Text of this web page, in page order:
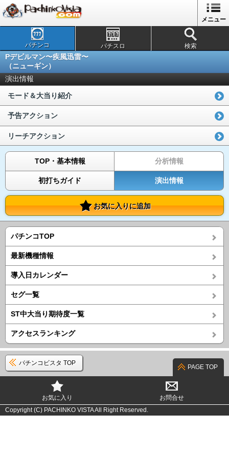
メニュー
パチンコ パチスロ 検索
Pデビルマン〜疾風迅雷〜
（ニューギン）
演出情報
モード＆大当り紹介
予告アクション
リーチアクション
TOP・基本情報 分析情報
初打ちガイド 演出情報
お気に入りに追加
パチンコTOP
最新機種情報
導入日カレンダー
セグ一覧
ST中大当り期待度一覧
アクセスランキング
パチンコビスタ TOP
PAGE TOP
お気に入り
お問合せ
Copyright (C) PACHINKO VISTA All Right Reserved.